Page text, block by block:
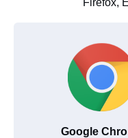
Google